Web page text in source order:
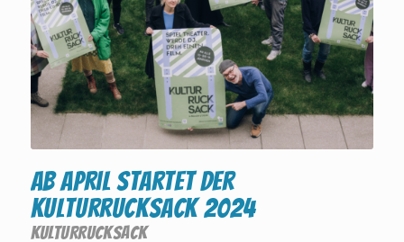
Ab April startet der
Kulturrucksack 2024
KULTURRUCKSACK